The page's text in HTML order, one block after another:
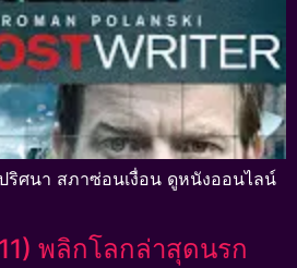
ริศนา สภาซ่อนเงื่อน ดูหนังออนไลน์
พลิกโลกล่าสุดนรก